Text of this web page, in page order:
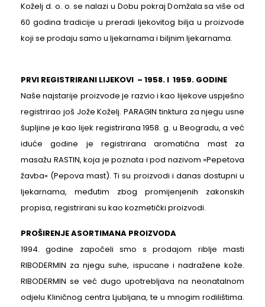
Koželj d. o. o. se nalazi u Dobu pokraj Domžala sa više od
60 godina tradicije u preradi ljekovitog bilja u proizvode
koji se prodaju samo u ljekarnama i biljnim ljekarnama.
PRVI REGISTRIRANI LIJEKOVI – 1958. I 1959. GODINE
Naše najstarije proizvode je razvio i kao lijekove uspješno
registrirao još Jože Koželj. PARAGIN tinktura za njegu usne
šupljine je kao lijek registrirana 1958. g. u Beogradu, a već
iduće godine je registrirana aromatična mast za
masažu RASTIN, koja je poznata i pod nazivom »Pepetova
žavba« (Pepova mast). Ti su proizvodi i danas dostupni u
ljekarnama, međutim zbog promijenjenih zakonskih
propisa, registrirani su kao kozmetički proizvodi.
PROŠIRENJE ASORTIMANA PROIZVODA
1994. godine započeli smo s prodajom riblje masti
RIBODERMIN za njegu suhe, ispucane i nadražene kože.
RIBODERMIN se već dugo upotrebljava na neonatalnom
odjelu Kliničnog centra Ljubljana, te u mnogim rodilištima.